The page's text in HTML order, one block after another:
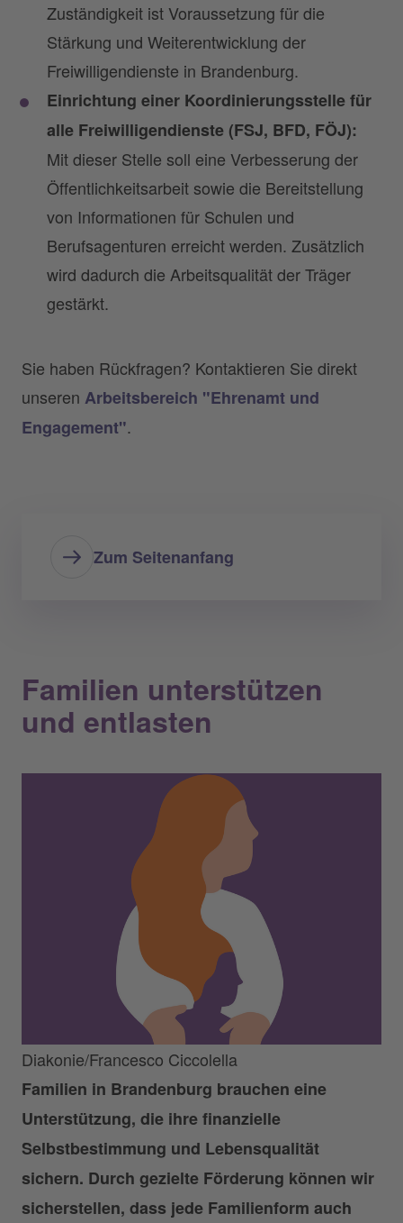
Zuständigkeit ist Voraussetzung für die
Stärkung und Weiterentwicklung der
Freiwilligendienste in Brandenburg.
Einrichtung einer Koordinierungsstelle für
alle Freiwilligendienste (FSJ, BFD, FÖJ):
Mit dieser Stelle soll eine Verbesserung der
Öffentlichkeitsarbeit sowie die Bereitstellung
von Informationen für Schulen und
Berufsagenturen erreicht werden. Zusätzlich
wird dadurch die Arbeitsqualität der Träger
gestärkt.
Sie haben Rückfragen? Kontaktieren Sie direkt
unseren Arbeitsbereich "Ehrenamt und
Engagement".
Zum Seitenanfang
Familien unterstützen
und entlasten
Diakonie/Francesco Ciccolella
Familien in Brandenburg brauchen eine
Unterstützung, die ihre finanzielle
Selbstbestimmung und Lebensqualität
sichern. Durch gezielte Förderung können wir
sicherstellen, dass jede Familienform auch